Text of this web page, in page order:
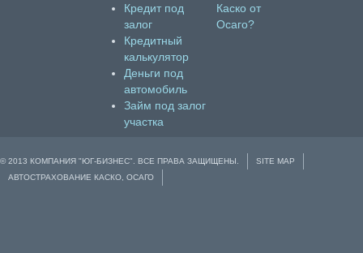
Кредит под
залог
Кредитный
калькулятор
Деньги под
автомобиль
Займ под залог
участка
Каско от
Осаго?
© 2013 КОМПАНИЯ "ЮГ-БИЗНЕС". ВСЕ ПРАВА ЗАЩИЩЕНЫ.
SITE MAP
АВТОСТРАХОВАНИЕ КАСКО, ОСАГО